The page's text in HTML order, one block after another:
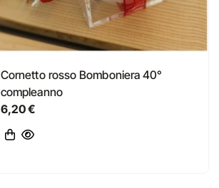
Cornetto rosso Bomboniera 40°
compleanno
6,20 €